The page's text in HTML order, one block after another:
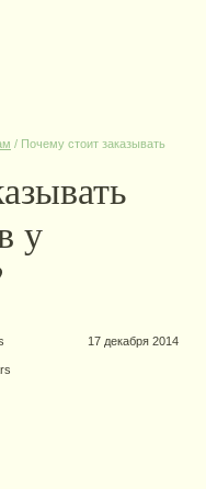
/ Почему стоит заказывать
у
17 декабря 2014